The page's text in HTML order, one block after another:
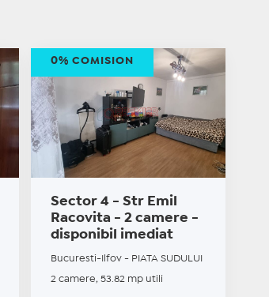
Sector 4 - Str Emil
Racovita - 2 camere -
disponibil imediat
Bucuresti-Ilfov - PIATA SUDULUI
2 camere, 53.82 mp utili
0% COMISION